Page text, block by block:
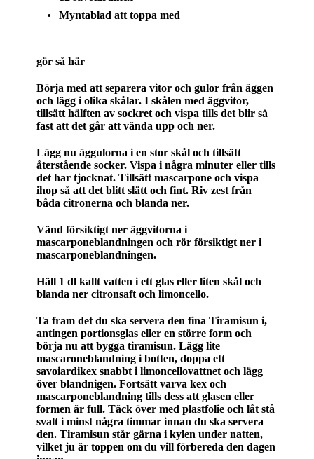
Myntablad att toppa med
gör så här
Börja med att separera vitor och gulor från äggen
och lägg i olika skålar. I skålen med äggvitor,
tillsätt hälften av sockret och vispa tills det blir så
fast att det går att vända upp och ner.
Lägg nu äggulorna i en stor skål och tillsätt
återstående socker. Vispa i några minuter eller tills
det har tjocknat. Tillsätt mascarpone och vispa
ihop så att det blitt slätt och fint. Riv zest från
båda citronerna och blanda ner.
Vänd försiktigt ner äggvitorna i
mascarponeblandningen och rör försiktigt ner i
mascarponeblandningen.
Häll 1 dl kallt vatten i ett glas eller liten skål och
blanda ner citronsaft och limoncello.
Ta fram det du ska servera den fina Tiramisun i,
antingen portionsglas eller en större form och
börja nu att bygga tiramisun. Lägg lite
mascaroneblandning i botten, doppa ett
savoiardikex snabbt i limoncellovattnet och lägg
över blandnigen. Fortsätt varva kex och
mascarponeblandning tills dess att glasen eller
formen är full. Täck över med plastfolie och låt stå
svalt i minst några timmar innan du ska servera
den. Tiramisun står gärna i kylen under natten,
vilket ju är toppen om du vill förbereda den dagen